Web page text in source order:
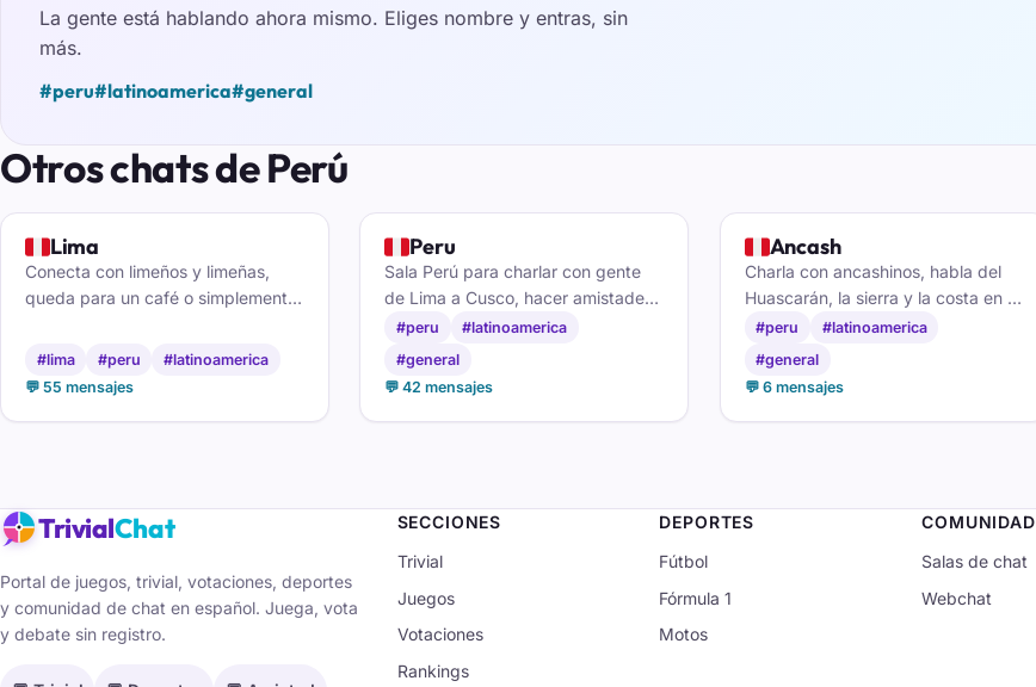
La gente está hablando ahora mismo. Eliges nombre y entras, sin
más.
#peru#latinoamerica#general
Otros chats de Perú
🇵🇪Lima
Conecta con limeños y limeñas,
queda para un café o simplemente
de Lima.
#lima #peru
#latinoamerica
💬 55 mensajes
🇵🇪Peru
Sala Perú para charlar con gente
de Lima a Cusco, hacer amistades
nuevas y compartir un poco de la
sazón y el cariño peruano.
#peru
#latinoamerica
#general
💬 42 mensajes
🇵🇪Ancash
Charla con ancashinos, habla del
Huascarán, la sierra y la costa en el
chat de Áncash.
#peru
#latinoamerica
#general
💬 6 mensajes
TrivialChat
Portal de juegos, trivial, votaciones, deportes
y comunidad de chat en español. Juega, vota
y debate sin registro.
SECCIONES
Trivial
Juegos
Votaciones
Rankings
DEPORTES
Fútbol
Fórmula 1
Motos
COMUNIDAD
Salas de chat
Webchat